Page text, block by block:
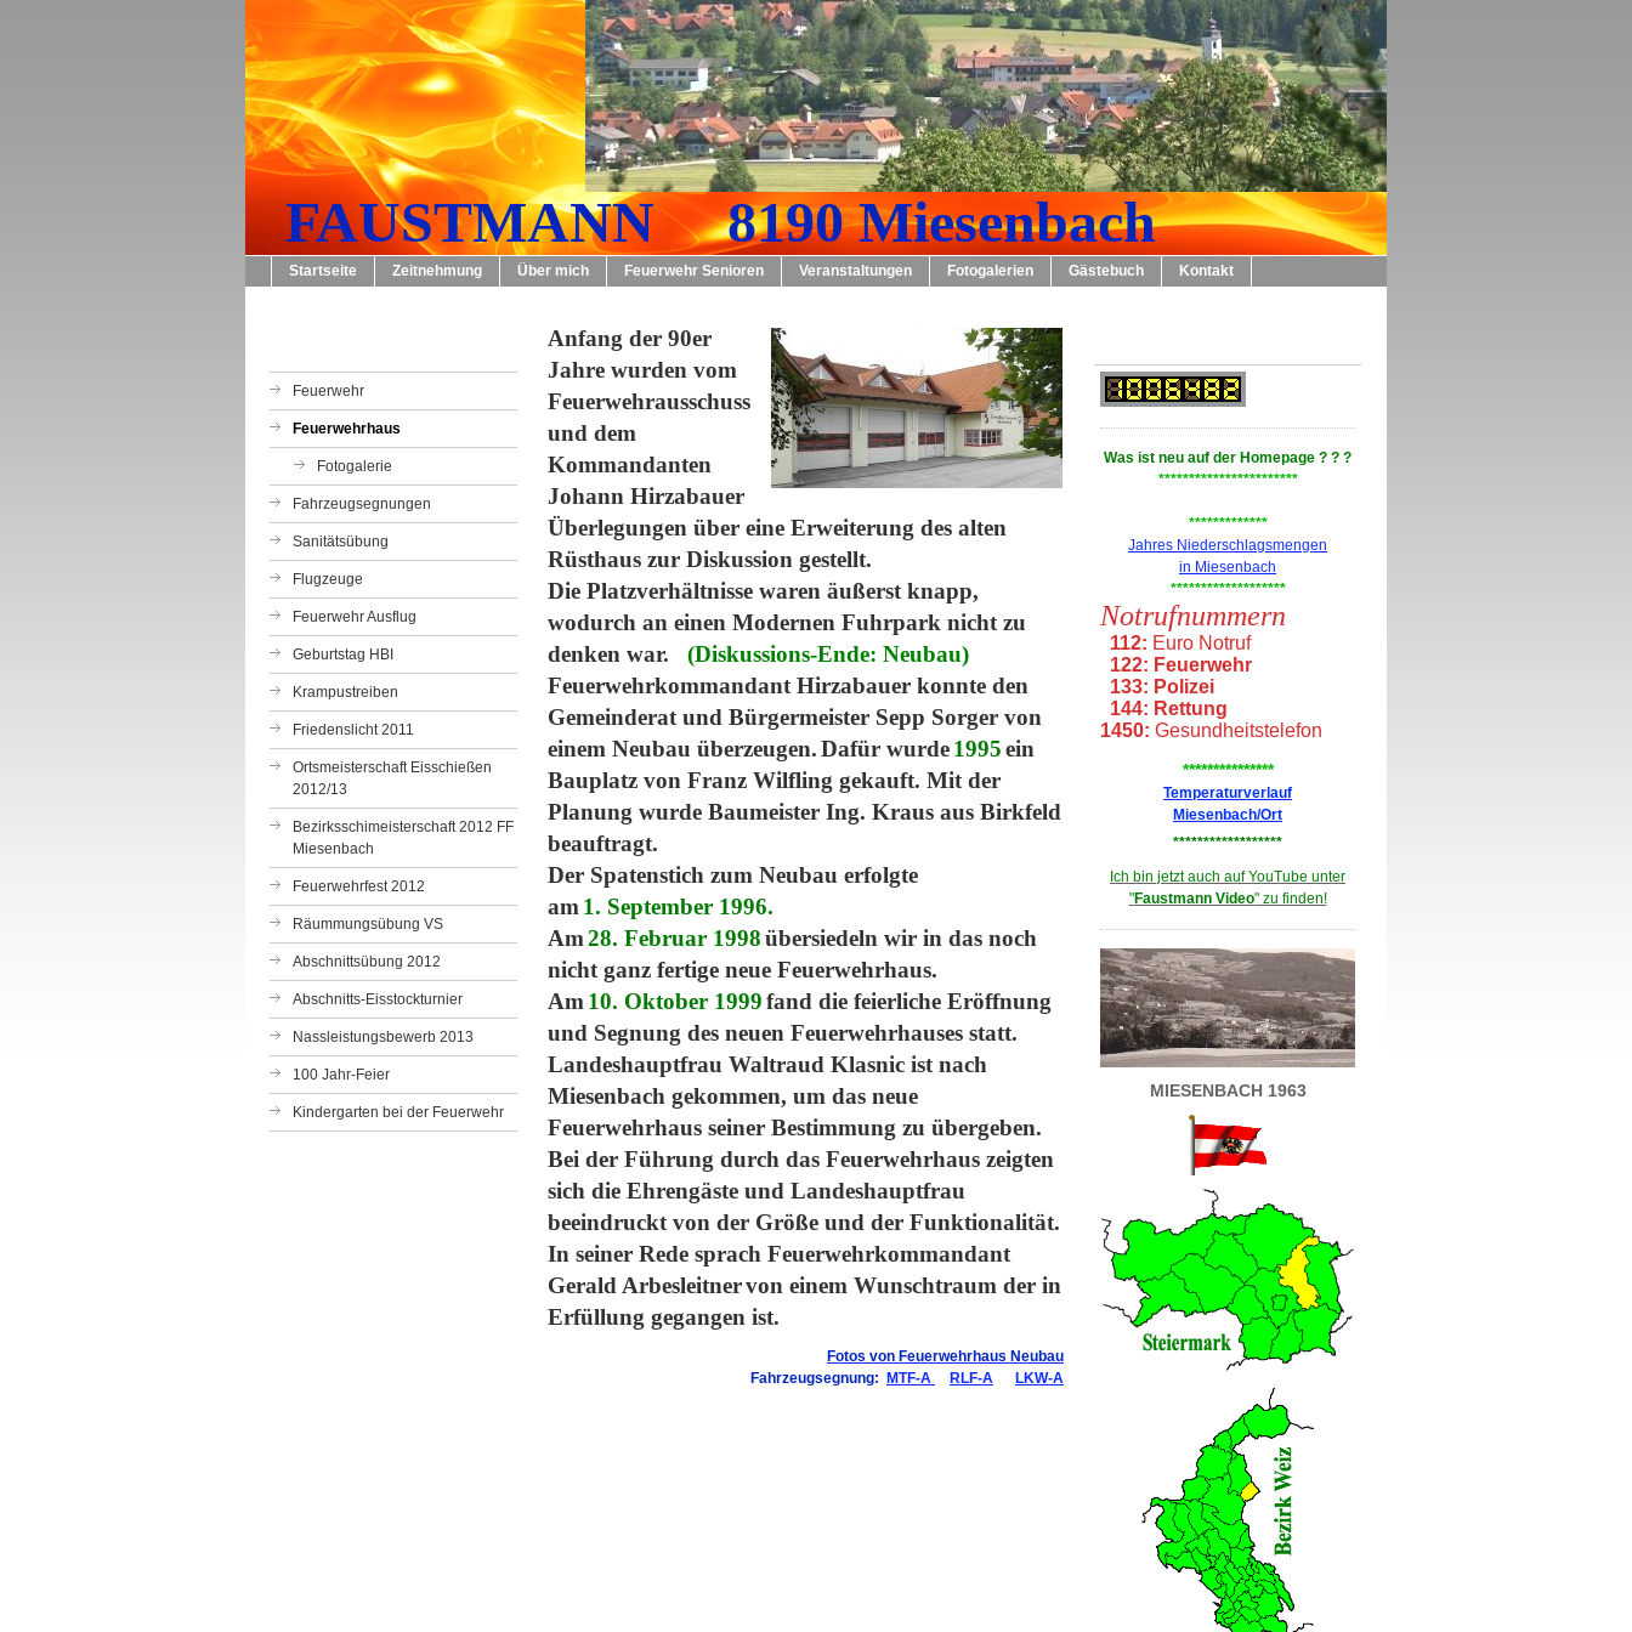
FAUSTMANN 8190 Miesenbach
Startseite Zeitnehmung Über mich Feuerwehr Senioren Veranstaltungen Fotogalerien Gästebuch Kontakt
Feuerwehr
Feuerwehrhaus
Fotogalerie
Fahrzeugsegnungen
Sanitätsübung
Flugzeuge
Feuerwehr Ausflug
Geburtstag HBI
Krampustreiben
Friedenslicht 2011
Ortsmeisterschaft Eisschießen
2012/13
Bezirksschimeisterschaft 2012 FF
Miesenbach
Feuerwehrfest 2012
Räummungsübung VS
Abschnittsübung 2012
Abschnitts-Eisstockturnier
Nassleistungsbewerb 2013
100 Jahr-Feier
Kindergarten bei der Feuerwehr
Anfang der 90er
Jahre wurden vom
Feuerwehrausschuss
und dem
Kommandanten
Johann Hirzabauer
Überlegungen über eine Erweiterung des alten
Rüsthaus zur Diskussion gestellt.
Die Platzverhältnisse waren äußerst knapp,
wodurch an einen Modernen Fuhrpark nicht zu
denken war. (Diskussions-Ende: Neubau)
Feuerwehrkommandant Hirzabauer konnte den
Gemeinderat und Bürgermeister Sepp Sorger von
einem Neubau überzeugen.Dafür wurde1995ein
Bauplatz von Franz Wilfling gekauft. Mit der
Planung wurde Baumeister Ing. Kraus aus Birkfeld
beauftragt.
Der Spatenstich zum Neubau erfolgte
am 1. September 1996.
Am28. Februar 1998übersiedeln wir in das noch
nicht ganz fertige neue Feuerwehrhaus.
Am 10. Oktober 1999fand die feierliche Eröffnung
und Segnung des neuen Feuerwehrhauses statt.
Landeshauptfrau Waltraud Klasnic ist nach
Miesenbach gekommen, um das neue
Feuerwehrhaus seiner Bestimmung zu übergeben.
Bei der Führung durch das Feuerwehrhaus zeigten
sich die Ehrengäste und Landeshauptfrau
beeindruckt von der Größe und der Funktionalität.
In seiner Rede sprach Feuerwehrkommandant
Gerald Arbesleitnervon einem Wunschtraum der in
Erfüllung gegangen ist.
Fotos von Feuerwehrhaus Neubau
Fahrzeugsegnung:
MTF-A RLF-A LKW-A
Was ist neu auf der Homepage ? ? ?
***********************
*************
Jahres Niederschlagsmengen
in Miesenbach
*******************
Notrufnummern
112: Euro Notruf
122: Feuerwehr
133: Polizei
144: Rettung
1450: Gesundheitstelefon
***************
Temperaturverlauf
Miesenbach/Ort
******************
Ich bin jetzt auch auf YouTube unter
"Faustmann Video" zu finden!
MIESENBACH 1963